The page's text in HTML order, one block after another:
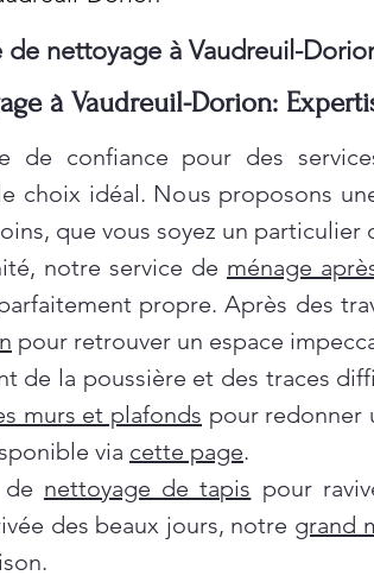
de nettoyage à Vaudreuil-
à Vaudreuil-Dorion:
de confiance pour des
choix idéal. Nous proposons
que vous soyez un particulier
notre service de ménage
propre. Après des
pour retrouver un espace
de la poussière et des traces
murs et plafonds pour redonner
via cette page.
nettoyage de tapis pour
des beaux jours, notre grand